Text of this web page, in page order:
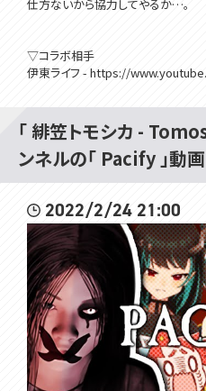
仕方ないから協力してやるか…。
▽コラボ相手
伊東ライフ - https://
#トモしび
「 緋笠トモシカ -
ンネルの「 Pacify 」動画
2022/2/24 21:00